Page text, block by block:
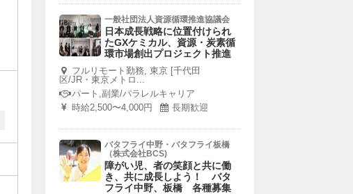
一般社団法人資源循環推進協議会
日本成長戦略に位置付けられ
たGXケミカル、資源・炭素循
環市場創出プロジェクト推進
フルリモート勤務, 東京 [千代田
区/JR・東京メトロ...
パート,副業/パラレルキャリア
時給2,500〜4,000円
長期歓迎
バタフライ中野・バタフライ板橋
（株式会社BCS)
障がい児、者の笑顔と共に働
き、共に成長しよう！ バタ
フライ中野、板橋 各種募集